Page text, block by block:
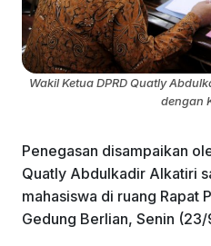
Wakil Ketua DPRD Quatly
dengan
Penegasan disampaikan
Quatly Abdulkadir Alkatiri
mahasiswa di ruang Rapat
Gedung Berlian, Senin